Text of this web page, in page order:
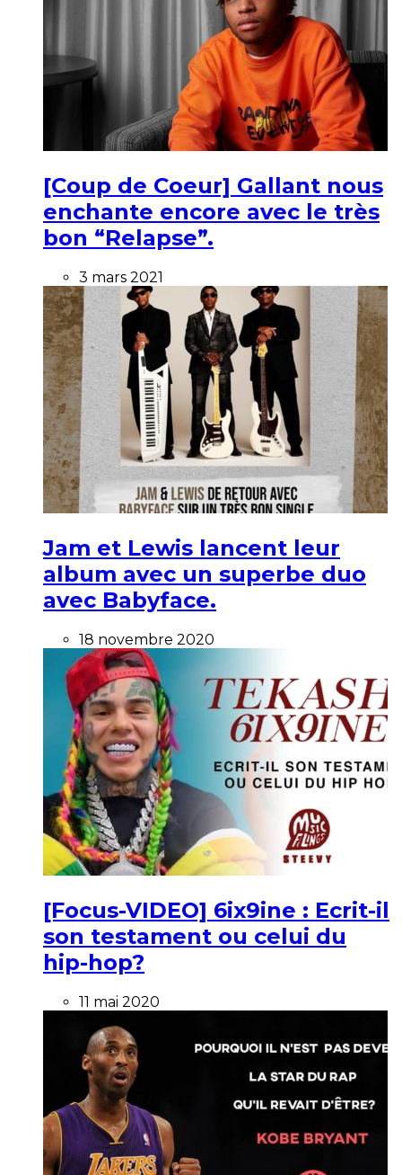
[Coup de Coeur] Gallant nous
enchante encore avec le très
bon “Relapse”.
3 mars 2021
Jam et Lewis lancent leur
album avec un superbe duo
avec Babyface.
18 novembre 2020
[Focus-VIDEO] 6ix9ine : Ecrit-il
son testament ou celui du
hip-hop?
11 mai 2020